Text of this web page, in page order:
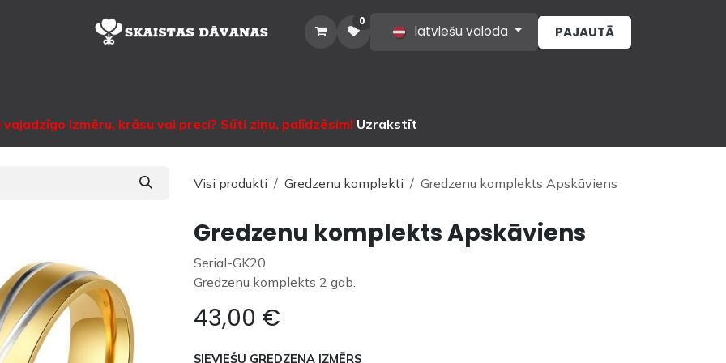
0
latviešu valoda PAJAUTĀ
izmēru, krāsu vai preci? Sūti ziņu, palīdzēsim! Uzrakstīt
Visi produkti Gredzenu komplekti Gredzenu komplekts Apskāviens
Gredzenu komplekts Apskāviens
Serial-GK20
Gredzenu komplekts 2 gab.
43,00 €
SIEVIEŠU GREDZENA IZMĒRS